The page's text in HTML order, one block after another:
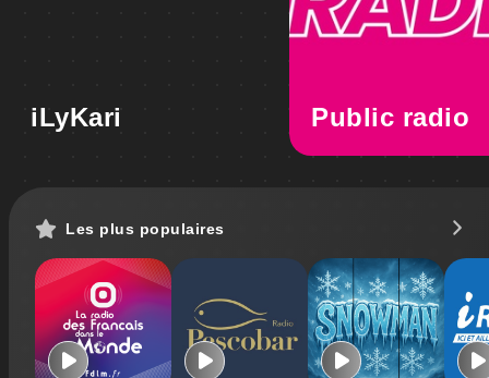
iLyKari Public radio
Les plus populaires